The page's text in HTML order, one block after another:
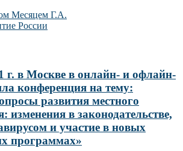
Месяцем Г.А.
России
г. в Москве в онлайн- и офлайн-
конференция на тему:
развития местного
изменения в законодательстве,
и участие в новых
программах»